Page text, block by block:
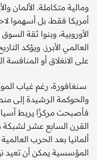
ومالية متكاملة. الألمان
أمريكا فقط، بل أسهموا
الأوروبية، وبنوا ثقة
العالمي الأبرز. ويؤكد
على الانغلاق أو المنافسة
سنغافورة، رغم غياب
والحوكمة الرشيدة إلى
فأصبحت مركزًا يربط
القرن السابع عشر لشبكة
ألمانيا بعد الحرب
المؤسسية يمكن أن تعيد